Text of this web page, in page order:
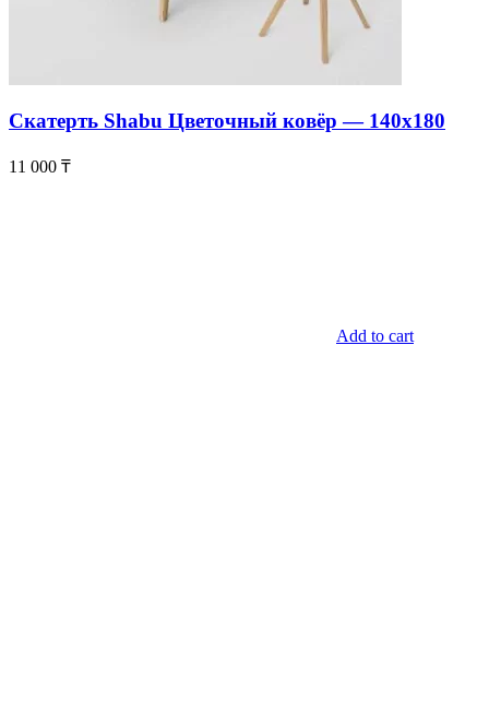
Скатерть Shabu Цветочный ковёр — 140х180
11 000 ₸
Add to cart